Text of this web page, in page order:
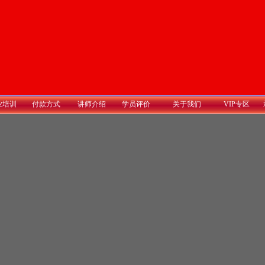
培训 付款方式 讲师介绍 学员评价 关于我们 VIP专区